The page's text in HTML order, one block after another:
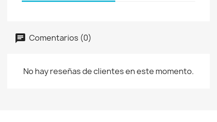
Comentarios (0)
No hay reseñas de clientes en este momento.